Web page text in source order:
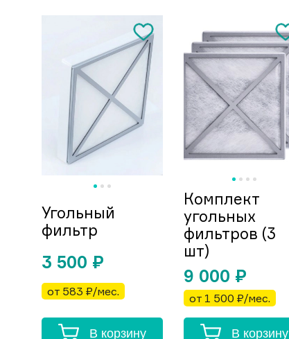
Угольный
фильтр
3 500 ₽
от 583 ₽/мес.
В корзину
Комплект
угольных
фильтров (3
шт)
9 000 ₽
от 1 500 ₽/мес.
В корзину